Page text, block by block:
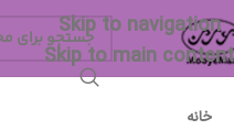
Skip to navigation
Skip to main content
خانه